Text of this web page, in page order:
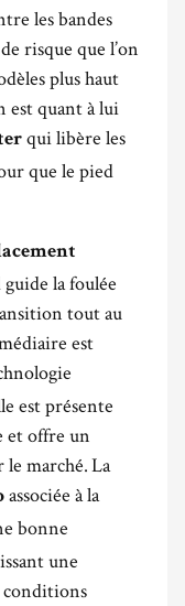
les bandes
risque que l’on
plus haut
est quant à lui
qui libère les
que le pied
la foulée
tout au
est
est présente
et offre un
marché. La
associée à la
bonne
une
conditions